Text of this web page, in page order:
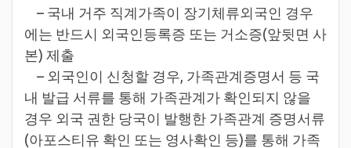
– 국내 거주 직계가족이 장기체류외국인 경우
에는 반드시 외국인등록증 또는 거소증(앞뒷면 사
본) 제출
– 외국인이 신청할 경우, 가족관계증명서 등 국
내 발급 서류를 통해 가족관계가 확인되지 않을
경우 외국 권한 당국이 발행한 가족관계 증명서류
(아포스티유 확인 또는 영사확인 등)를 통해 가족